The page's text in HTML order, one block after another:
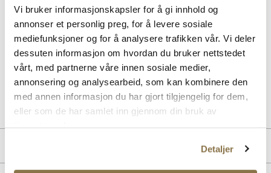
Vi bruker informasjonskapsler for å gi innhold og
annonser et personlig preg, for å levere sosiale
mediefunksjoner og for å analysere trafikken vår. Vi deler
dessuten informasjon om hvordan du bruker nettstedet
vårt, med partnerne våre innen sosiale medier,
annonsering og analysearbeid, som kan kombinere den
med annen informasjon du har gjort tilgjengelig for dem,
eller som de har samlet inn gjennom din bruk av
Detaljer
BESKRIVELSE
U20021O2 sneakers kombinerer slitesterk konstruksjon med sporty
passform. Med solid yttersåle og dempende såle gir de stabilitet og
støtte gjennom hele dagen.
Art. nr.
05863402
Lev. art. nr
U20021O2